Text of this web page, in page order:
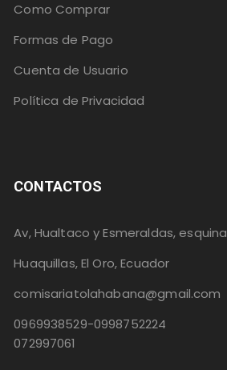
Como Comprar
Formas de Pago
Cuenta de Usuario
Política de Privacidad
CONTACTOS
Av, Hualtaco y Esmeraldas, esquina
Huaquillas, El Oro, Ecuador
comisariatolahabana@gmail.com
0969938529-0998752224
072997061